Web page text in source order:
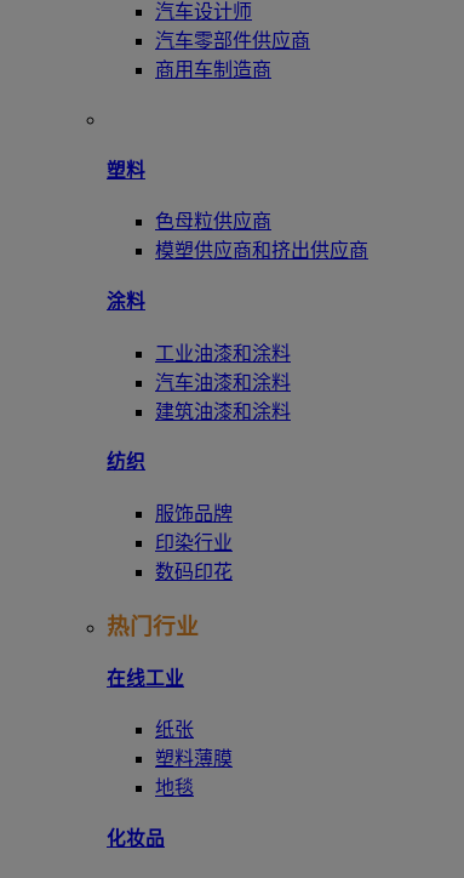
汽车设计师
汽车零部件供应商
商用车制造商
塑料
色母粒供应商
模塑供应商和挤出供应商
涂料
工业油漆和涂料
汽车油漆和涂料
建筑油漆和涂料
纺织
服饰品牌
印染行业
数码印花
热门行业
在线工业
纸张
塑料薄膜
地毯
化妆品